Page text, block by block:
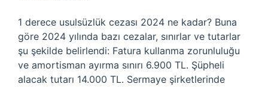
1 derece usulsüzlük cezası 2024 ne kadar? Buna
göre 2024 yılında bazı cezalar, sınırlar ve tutarlar
şu şekilde belirlendi: Fatura kullanma zorunluluğu
ve amortisman ayırma sınırı 6.900 TL. Şüpheli
alacak tutarı 14.000 TL. Sermaye şirketlerinde